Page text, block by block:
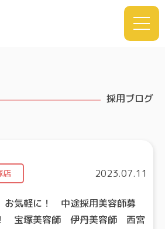
採用ブログ
店 2023.07.11
気軽に！ 中途採用美容師募
宝塚美容師 伊丹美容師 西宮